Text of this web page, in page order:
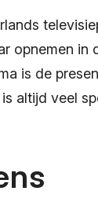
opnemen in
is de
altijd veel